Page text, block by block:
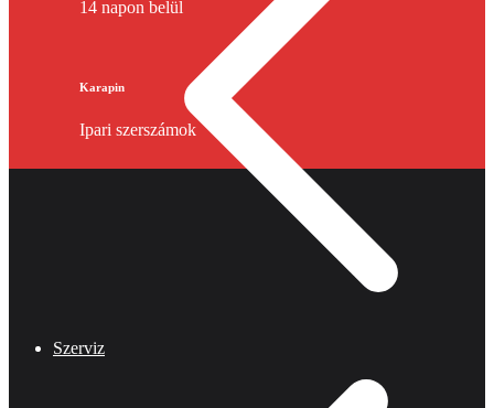
Szerviz
14 napon belül
Karapin
Ipari szerszámok